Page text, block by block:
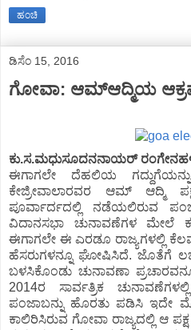
ಹಂಚಿ
ಡಿಸೆಂ 15, 2016
ಗೋವಾ: ಆಮ್ಆದ್ಮಿಯ
ಕು.ಸ.ಮಧುಸೂದನನಾಯರ್
ಈಗಾಗಲೇ ದೆಹಲಿಯ
ಕೇಜ್ರೀವಾಲಾರವರ ಆಮ್ ಆದ್ಮಿ
ಪೂರ್ವಾರ್ದದಲ್ಲಿ ನಡೆಯಲಿರುವ
ವಿದಾನಸಭಾ ಚುನಾವಣೆಗಳ ಮೇಲೆ
ಈಗಾಗಲೇ ಈ ಎರಡೂ ರಾಜ್ಯಗಳಲ್ಲಿ
ಹೆಸರುಗಳನ್ನೂ ಘೋಷಿಸಿದೆ. ಜೊತೆಗೆ
ಬಳಸಿಕೊಂಡು ಚುನಾವಣಾ
2014ರ ಸಾರ್ವತ್ರಿಕ ಚುನಾವಣೆಗಳಲ್ಲಿ
ಪಂಜಾಬನ್ನು ಹೊರತು ಪಡಿಸಿ ಇದೇ
ಕಾಲಿರಿಸಿರುವ ಗೋವಾ ರಾಜ್ಯದಲ್ಲಿ ಆ